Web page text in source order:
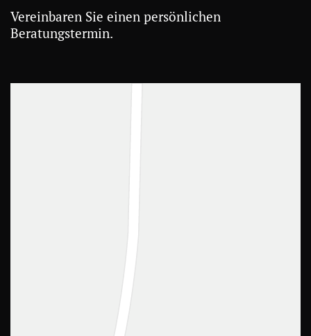
Vereinbaren Sie einen persönlichen
Beratungstermin.